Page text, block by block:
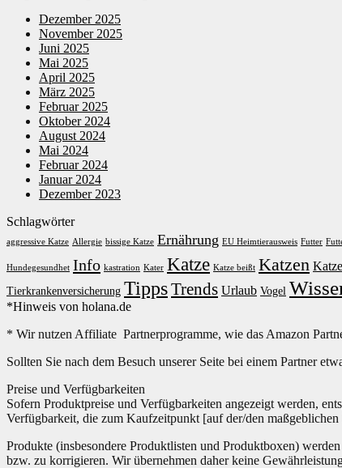
Dezember 2025
November 2025
Juni 2025
Mai 2025
April 2025
März 2025
Februar 2025
Oktober 2024
August 2024
Mai 2024
Februar 2024
Januar 2024
Dezember 2023
Schlagwörter
aggressive Katze Allergie bissige Katze Ernährung EU Heimtierausweis Futter
Hundegesundhet Info kastration Kater Katze Katze beißt Katzen
Tierkrankenversicherung TippsTrends Urlaub Vogel
*Hinweis von holana.de
* Wir nutzen Affiliate Partnerprogramme, wie das Amazon
Sollten Sie nach dem Besuch unserer Seite bei einem Partner
Preise und Verfügbarkeiten
Sofern Produktpreise und Verfügbarkeiten angezeigt werden,
Verfügbarkeit, die zum Kaufzeitpunkt [auf der/den
Produkte (insbesondere Produktlisten und Produktboxen)
bzw. zu korrigieren. Wir übernehmen daher keine